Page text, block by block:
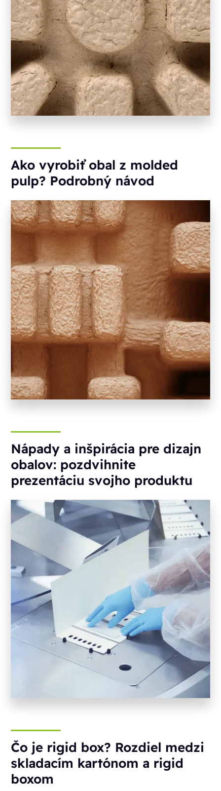
Ako vyrobiť obal z molded
pulp? Podrobný návod
Nápady a inšpirácia pre dizajn
obalov: pozdvihnite
prezentáciu svojho produktu
Čo je rigid box? Rozdiel medzi
skladacím kartónom a rigid
boxom